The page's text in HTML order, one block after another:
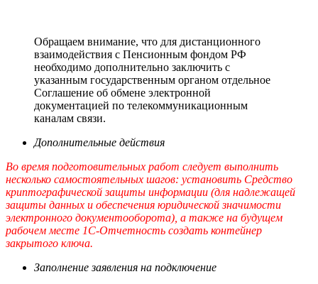
Обращаем внимание, что для дистанционного
взаимодействия с Пенсионным фондом РФ
необходимо дополнительно заключить с
указанным государственным органом отдельное
Соглашение об обмене электронной
документацией по телекоммуникационным
каналам связи.
Дополнительные действия
Во время подготовительных работ следует выполнить
несколько самостоятельных шагов: установить Средство
криптографической защиты информации (для надлежащей
защиты данных и обеспечения юридической значимости
электронного документооборота), а также на будущем
рабочем месте 1С-Отчетность создать контейнер
закрытого ключа.
Заполнение заявления на подключение